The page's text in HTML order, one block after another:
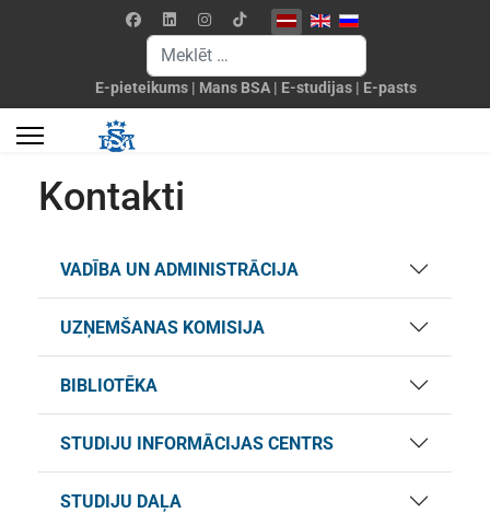
Izvēlieties valodu
Meklēšanas forma
E-pieteikums | Mans BSA | E-studijas | E-pasts
Kontakti
VADĪBA UN ADMINISTRĀCIJA
UZŅEMŠANAS KOMISIJA
BIBLIOTĒKA
STUDIJU INFORMĀCIJAS CENTRS
STUDIJU DAĻA